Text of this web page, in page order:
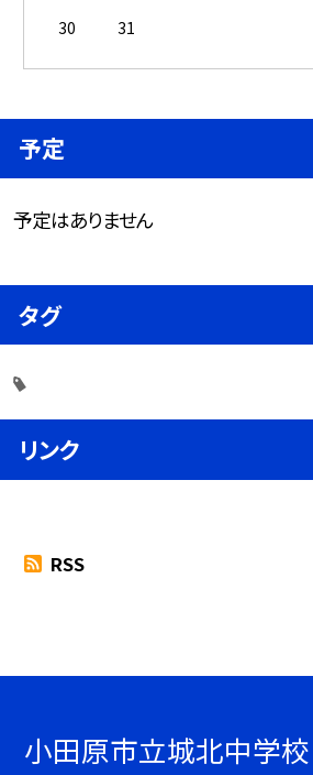
30
31
予定
予定はありません
タグ
リンク
RSS
小田原市立城北中学校